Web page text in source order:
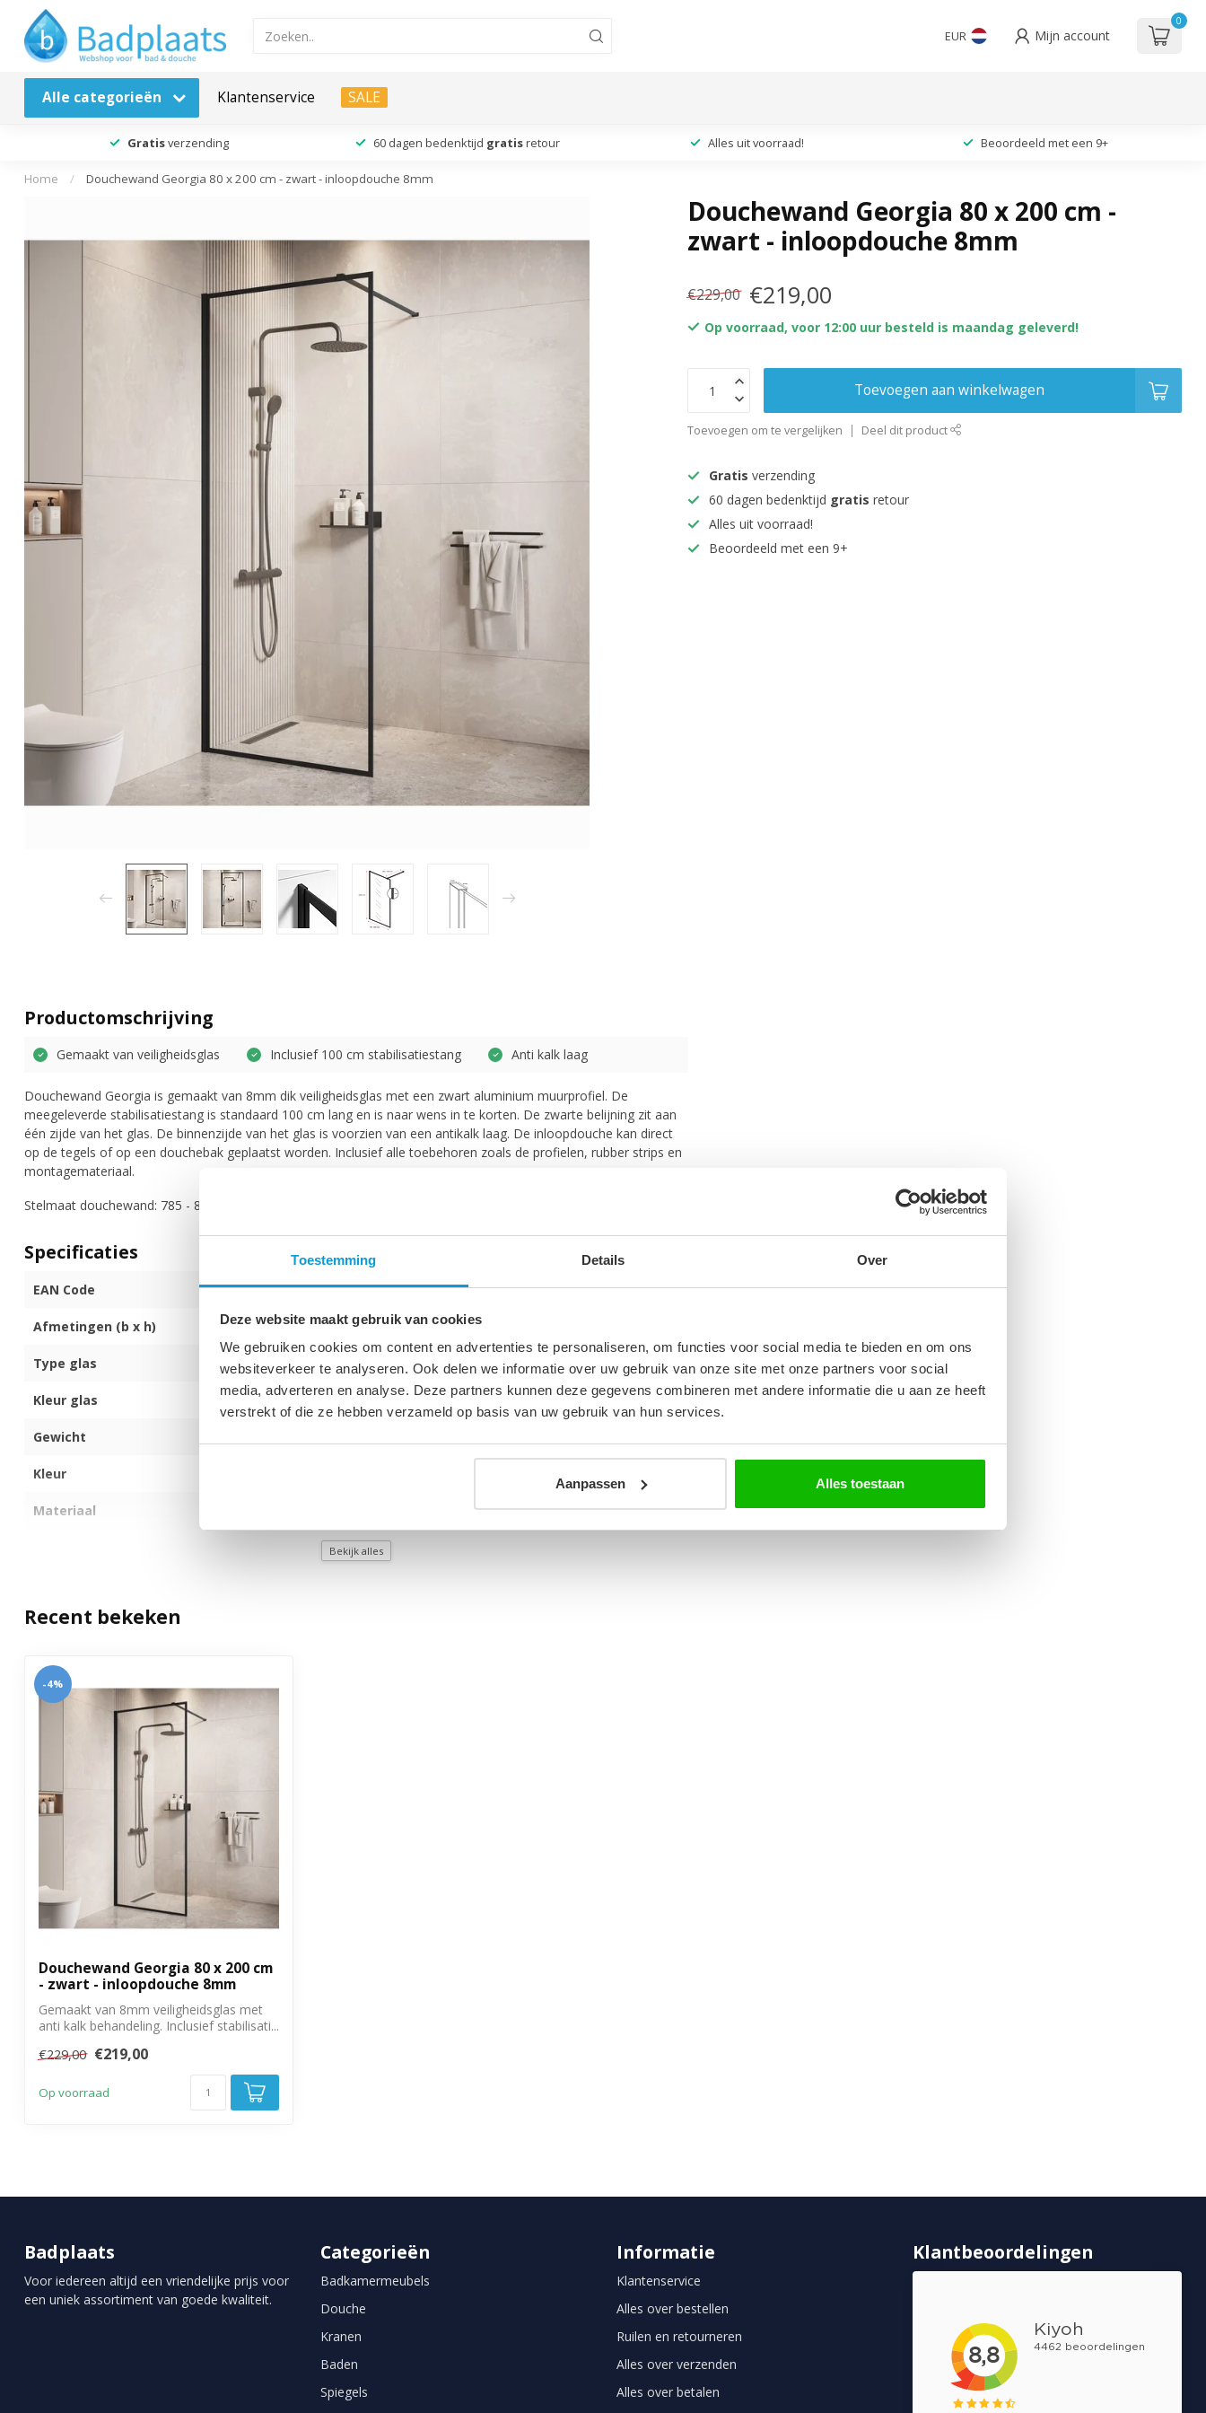
Toestemming Details Over
Deze website maakt gebruik van cookies
We gebruiken cookies om content en advertenties te personaliseren, om functies voor social media te bieden en om ons
websiteverkeer te analyseren. Ook delen we informatie over uw gebruik van onze site met onze partners voor social
media, adverteren en analyse. Deze partners kunnen deze gegevens combineren met andere informatie die u aan ze heeft
verstrekt of die ze hebben verzameld op basis van uw gebruik van hun services.
Aanpassen Alles toestaan
EUR Mijn account
0
Alle categorieën Klantenservice SALE
Gratisverzending 60 dagen bedenktijd gratis retour Alles uit voorraad! Beoordeeld met een 9+
Home / Douchewand Georgia 80 x 200 cm - zwart - inloopdouche 8mm
Douchewand Georgia 80 x 200 cm -
zwart - inloopdouche 8mm
€229,00 €219,00
Op voorraad, voor 12:00 uur besteld is maandag geleverd!
Toevoegen aan winkelwagen
Toevoegen om te vergelijken Deel dit product
Gratis verzending
60 dagen bedenktijd gratis retour
Alles uit voorraad!
Beoordeeld met een 9+
Productomschrijving
Gemaakt van veiligheidsglas Inclusief 100 cm stabilisatiestang Anti kalk laag
Douchewand Georgia is gemaakt van 8mm dik veiligheidsglas met een zwart aluminium muurprofiel. De
meegeleverde stabilisatiestang is standaard 100 cm lang en is naar wens in te korten. De zwarte belijning zit aan
één zijde van het glas. De binnenzijde van het glas is voorzien van een antikalk laag. De inloopdouche kan direct
op de tegels of op een douchebak geplaatst worden. Inclusief alle toebehoren zoals de profielen, rubber strips en
montagemateriaal.
Stelmaat douchewand: 785 - 800 mm.
Specificaties
EAN Code 8720171709572
Afmetingen (b x h) 80 x 200 cm
Type glas 8mm dik veiligheidsglas
Kleur glas Transparant
Gewicht
Kleur
Materiaal
Zowel links als rechts
Met stabilisatiestang
Aantal delen
Bekijk alles
Recent bekeken
-4%
Douchewand Georgia 80 x 200 cm
- zwart - inloopdouche 8mm
Gemaakt van 8mm veiligheidsglas met
anti kalk behandeling. Inclusief stabilisati...
€229,00 €219,00
Op voorraad
Badplaats
Voor iedereen altijd een vriendelijke prijs voor
een uniek assortiment van goede kwaliteit.
Categorieën
Badkamermeubels
Douche
Kranen
Baden
Spiegels
Informatie
Klantenservice
Alles over bestellen
Ruilen en retourneren
Alles over verzenden
Alles over betalen
Klantbeoordelingen